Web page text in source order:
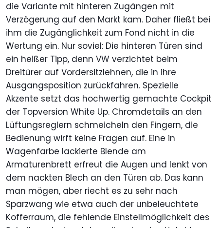
die Variante mit hinteren Zugängen mit
Verzögerung auf den Markt kam. Daher fließt bei
ihm die Zugänglichkeit zum Fond nicht in die
Wertung ein. Nur soviel: Die hinteren Türen sind
ein heißer Tipp, denn VW verzichtet beim
Dreitürer auf Vordersitzlehnen, die in ihre
Ausgangsposition zurückfahren. Spezielle
Akzente setzt das hochwertig gemachte Cockpit
der Topversion White Up. Chromdetails an den
Lüftungsreglern schmeicheln den Fingern, die
Bedienung wirft keine Fragen auf. Eine in
Wagenfarbe lackierte Blende am
Armaturenbrett erfreut die Augen und lenkt von
dem nackten Blech an den Türen ab. Das kann
man mögen, aber riecht es zu sehr nach
Sparzwang wie etwa auch der unbeleuchtete
Kofferraum, die fehlende Einstellmöglichkeit des